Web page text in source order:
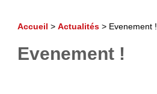
Accueil > Actualités> Evenement !
Evenement !